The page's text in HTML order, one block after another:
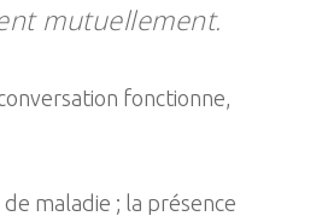
mutuellement.
fonctionne,
de maladie ; la présence